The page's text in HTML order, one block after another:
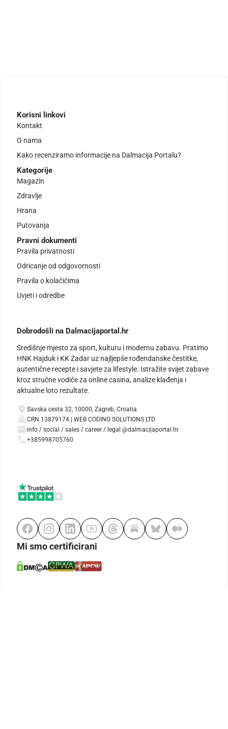
Korisni linkovi
Kontakt
O nama
Kako recenziramo informacije na Dalmacija Portalu?
Kategorije
Magazin
Zdravlje
Hrana
Putovanja
Pravni dokumenti
Pravila privatnosti
Odricanje od odgovornosti
Pravila o kolačićima
Uvjeti i odredbe
Dobrodošli na Dalmacijaportal.hr
Središnje mjesto za sport, kulturu i modernu zabavu. Pratimo
HNK Hajduk i KK Zadar uz najljepše rođendanske čestitke,
autentične recepte i savjete za lifestyle. Istražite svijet zabave
kroz stručne vodiče za online casina, analize klađenja i
aktualne loto rezultate.
Savska cesta 32, 10000, Zagreb, Croatia
CRN 13879174 | WEB CODING SOLUTIONS LTD
info / social / sales / career / legal @dalmacijaportal.hr
+385998705760
Mi smo certificirani